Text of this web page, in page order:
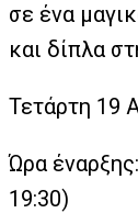
σε ένα
και δίπλα
Τετάρτη 19
Ώρα
19:30)